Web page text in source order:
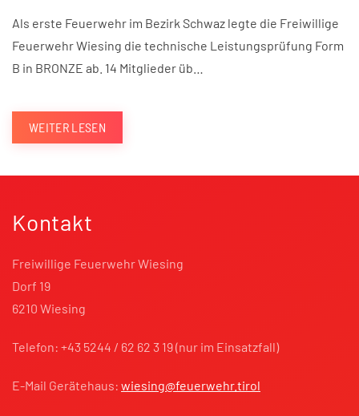
Als erste Feuerwehr im Bezirk Schwaz legte die Freiwillige
Feuerwehr Wiesing die technische Leistungsprüfung Form
B in BRONZE ab. 14 Mitglieder üb…
WEITER LESEN
Kontakt
Freiwillige Feuerwehr Wiesing
Dorf 19
6210 Wiesing
Telefon: +43 5244 / 62 62 3 19 (nur im Einsatzfall)
E-Mail Gerätehaus: wiesing@feuerwehr.tirol